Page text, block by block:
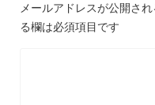
メールアドレスが公開され
る欄は必須項目です